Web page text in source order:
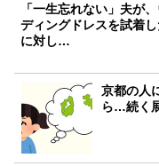
「一生忘れない」夫が
ディングドレスを試着
に対し…
京都の人
ら…続く